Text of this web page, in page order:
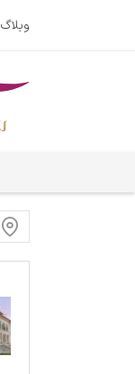
وبلاگ